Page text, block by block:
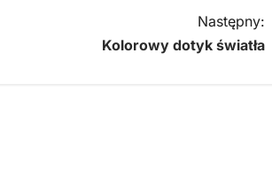
Następny:
Kolorowy dotyk światła